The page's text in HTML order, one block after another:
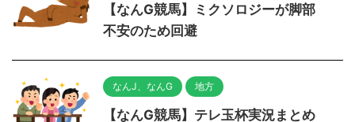
【なんG競馬】ミクソロジーが脚部
不安のため回避
なんJ、なんG 地方
【なんG競馬】テレ玉杯実況まとめ